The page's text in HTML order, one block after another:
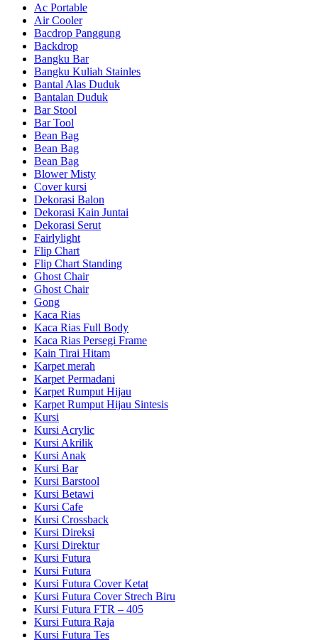
Ac Portable
Air Cooler
Bacdrop Panggung
Backdrop
Bangku Bar
Bangku Kuliah Stainles
Bantal Alas Duduk
Bantalan Duduk
Bar Stool
Bar Tool
Bean Bag
Bean Bag
Bean Bag
Blower Misty
Cover kursi
Dekorasi Balon
Dekorasi Kain Juntai
Dekorasi Serut
Fairlylight
Flip Chart
Flip Chart Standing
Ghost Chair
Ghost Chair
Gong
Kaca Rias
Kaca Rias Full Body
Kaca Rias Persegi Frame
Kain Tirai Hitam
Karpet merah
Karpet Permadani
Karpet Rumput Hijau
Karpet Rumput Hijau Sintesis
Kursi
Kursi Acrylic
Kursi Akrilik
Kursi Anak
Kursi Bar
Kursi Barstool
Kursi Betawi
Kursi Cafe
Kursi Crossback
Kursi Direksi
Kursi Direktur
Kursi Futura
Kursi Futura
Kursi Futura Cover Ketat
Kursi Futura Cover Strech Biru
Kursi Futura FTR – 405
Kursi Futura Raja
Kursi Futura Tes